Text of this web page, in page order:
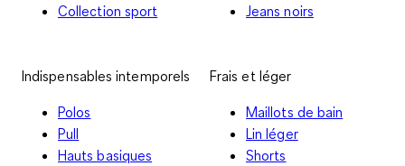
Collection sport
Jeans noirs
Indispensables intemporels
Polos
Pull
Hauts basiques
Frais et léger
Maillots de bain
Lin léger
Shorts